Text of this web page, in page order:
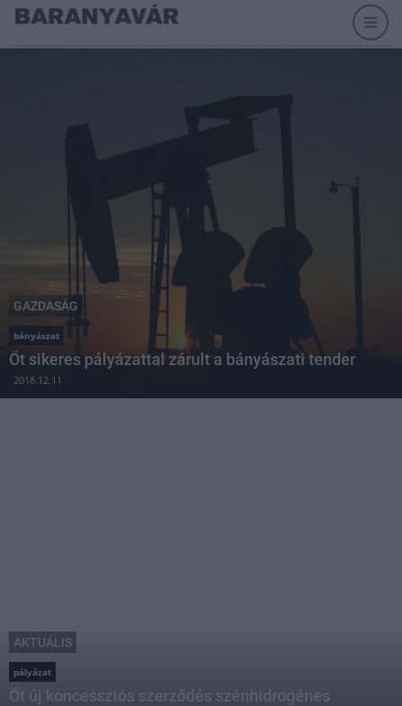
GAZDASÁG
bányászat
Öt sikeres pályázattal zárult a bányászati tender
2018.12.11
AKTUÁLIS
pályázat
Öt új koncessziós szerződés szénhidrogénes